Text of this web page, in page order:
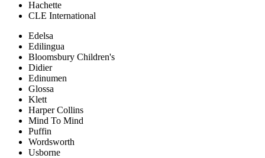
Hachette
CLE International
Edelsa
Edilingua
Bloomsbury Children's
Didier
Edinumen
Glossa
Klett
Harper Collins
Mind To Mind
Puffin
Wordsworth
Usborne